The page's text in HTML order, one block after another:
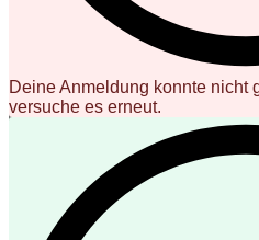
Deine Anmeldung konnte nicht
versuche es erneut.